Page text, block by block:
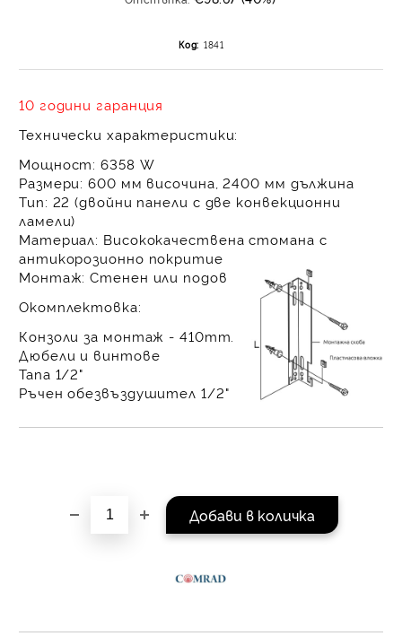
Код: 1841
10 години гаранция
Технически характеристики:
Мощност: 6358 W
Размери: 600 мм височина, 2400 мм дължина
Тип: 22 (двойни панели с две конвекционни
ламели)
Материал: Висококачествена стомана с
антикорозионно покритие
Монтаж: Стенен или подов
Окомплектовка:
Конзоли за монтаж - 410mm.
Дюбели и винтове
Тапа 1/2"
Ръчен обезвъздушител 1/2"
/ €1022.61